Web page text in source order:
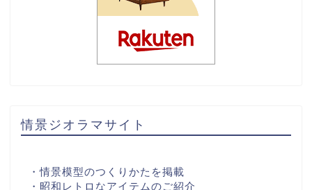
情景ジオラマサイト
・情景模型のつくりかたを掲載
・昭和レトロなアイテムのご紹介